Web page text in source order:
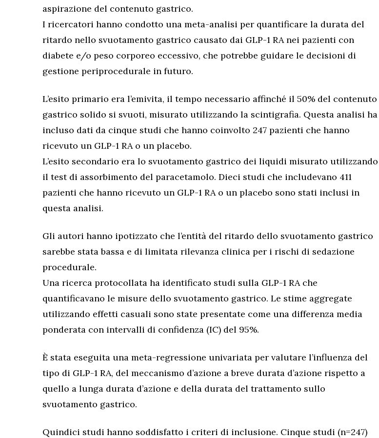
aspirazione del contenuto gastrico.
I ricercatori hanno condotto una meta-analisi per quantificare la durata del
ritardo nello svuotamento gastrico causato dai GLP-1 RA nei pazienti con
diabete e/o peso corporeo eccessivo, che potrebbe guidare le decisioni di
gestione periprocedurale in futuro.
L’esito primario era l’emivita, il tempo necessario affinché il 50% del contenuto
gastrico solido si svuoti, misurato utilizzando la scintigrafia. Questa analisi ha
incluso dati da cinque studi che hanno coinvolto 247 pazienti che hanno
ricevuto un GLP-1 RA o un placebo.
L’esito secondario era lo svuotamento gastrico dei liquidi misurato utilizzando
il test di assorbimento del paracetamolo. Dieci studi che includevano 411
pazienti che hanno ricevuto un GLP-1 RA o un placebo sono stati inclusi in
questa analisi.
Gli autori hanno ipotizzato che l’entità del ritardo dello svuotamento gastrico
sarebbe stata bassa e di limitata rilevanza clinica per i rischi di sedazione
procedurale.
Una ricerca protocollata ha identificato studi sulla GLP-1 RA che
quantificavano le misure dello svuotamento gastrico. Le stime aggregate
utilizzando effetti casuali sono state presentate come una differenza media
ponderata con intervalli di confidenza (IC) del 95%.
È stata eseguita una meta-regressione univariata per valutare l’influenza del
tipo di GLP-1 RA, del meccanismo d’azione a breve durata d’azione rispetto a
quello a lunga durata d’azione e della durata del trattamento sullo
svuotamento gastrico.
Quindici studi hanno soddisfatto i criteri di inclusione. Cinque studi (n=247)